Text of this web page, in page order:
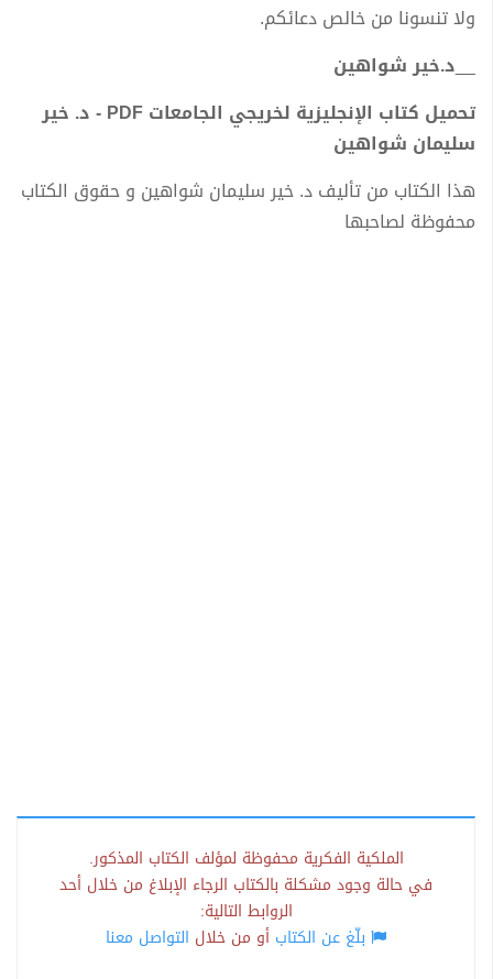
ولا تنسونا من خالص دعائكم.
__د.خير شواهين
تحميل كتاب الإنجليزية لخريجي الجامعات PDF - د. خير
سليمان شواهين
هذا الكتاب من تأليف د. خير سليمان شواهين و حقوق الكتاب
محفوظة لصاحبها
الملكية الفكرية محفوظة لمؤلف الكتاب المذكور.
في حالة وجود مشكلة بالكتاب الرجاء الإبلاغ من خلال أحد
الروابط التالية:
بلّغ عن الكتاب أو من خلال التواصل معنا